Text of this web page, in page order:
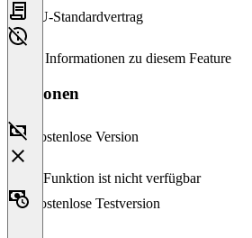
EU-Standardvertrag
Keine Informationen zu diesem Feature
Versionen
Kostenlose Version
Diese Funktion ist nicht verfügbar
Kostenlose Testversion